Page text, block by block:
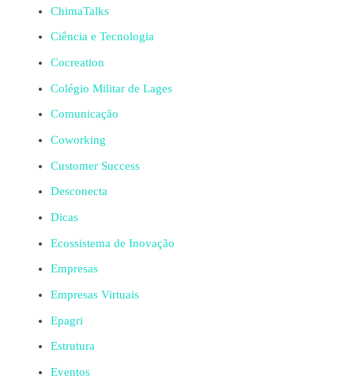
ChimaTalks
Ciência e Tecnologia
Cocreation
Colégio Militar de Lages
Comunicação
Coworking
Customer Success
Desconecta
Dicas
Ecossistema de Inovação
Empresas
Empresas Virtuais
Epagri
Estrutura
Eventos